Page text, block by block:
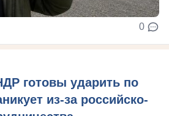
0
готовы ударить по
из-за российско-